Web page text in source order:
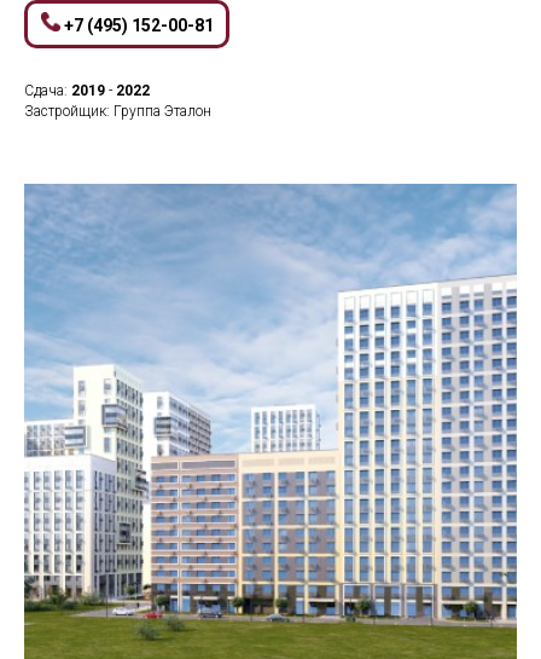
+7 (495) 152-00-81
Сдача: 2019 - 2022
Застройщик: Группа Эталон